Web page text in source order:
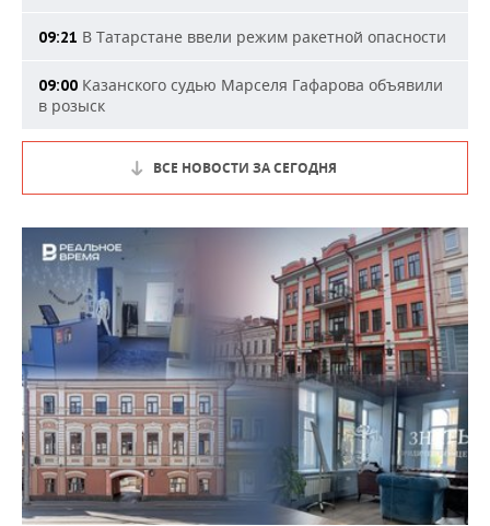
09:21 В Татарстане ввели режим ракетной опасности
09:00 Казанского судью Марселя Гафарова объявили
в розыск
ВСЕ НОВОСТИ ЗА СЕГОДНЯ